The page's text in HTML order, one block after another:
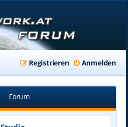
Anmelden
Registrieren
Forum